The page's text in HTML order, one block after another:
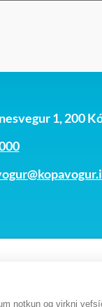
notkun og virkni
1, 200